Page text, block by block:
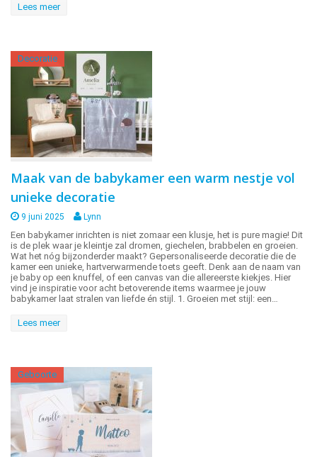
Lees meer
Decoratie
Maak van de babykamer een warm nestje vol
unieke decoratie
9 juni 2025 Lynn
Een babykamer inrichten is niet zomaar een klusje, het is pure magie! Dit
is de plek waar je kleintje zal dromen, giechelen, brabbelen en groeien.
Wat het nóg bijzonderder maakt? Gepersonaliseerde decoratie die de
kamer een unieke, hartverwarmende toets geeft. Denk aan de naam van
je baby op een knuffel, of een canvas van die allereerste kiekjes. Hier
vind je inspiratie voor acht betoverende items waarmee je jouw
babykamer laat stralen van liefde én stijl. 1. Groeien met stijl: een…
Lees meer
Geboorte